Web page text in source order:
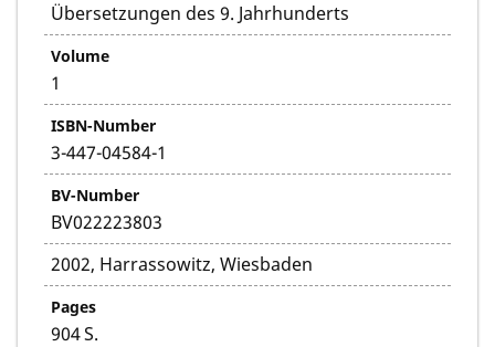
Übersetzungen des 9. Jahrhunderts
Volume
1
ISBN-Number
3-447-04584-1
BV-Number
BV022223803
2002, Harrassowitz, Wiesbaden
Pages
904 S.